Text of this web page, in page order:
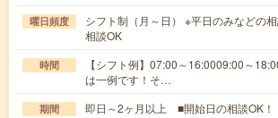
曜日頻度
シフト制（月～日） ※平日のみなどの
相談OK
時間
【シフト例】07:00～16:0009:00～
は一例です！そ…
期間 即日～2ヶ月以上 ■開始日の相談OK！